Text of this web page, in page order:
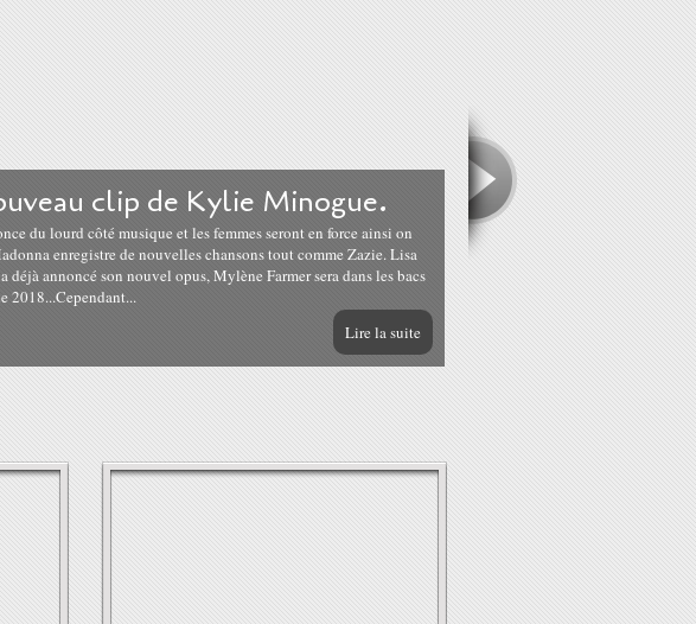
clip de Kylie Minogue.
du lourd côté musique et les femmes seront en force ainsi on
enregistre de nouvelles chansons tout comme Zazie. Lisa
déjà annoncé son nouvel opus, Mylène Farmer sera dans les bacs
2018...Cependant...
Lire la suite